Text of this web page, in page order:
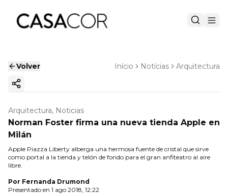
Volver Início Notícias Arquitectura
Copiar enlace
Arquitectura, Noticias
Norman Foster firma una nueva tienda Apple en
Milán
Apple Piazza Liberty alberga una hermosa fuente de cristal que sirve
como portal a la tienda y telón de fondo para el gran anfiteatro al aire
libre.
Por Fernanda Drumond
Presentado en 1 ago 2018, 12:22